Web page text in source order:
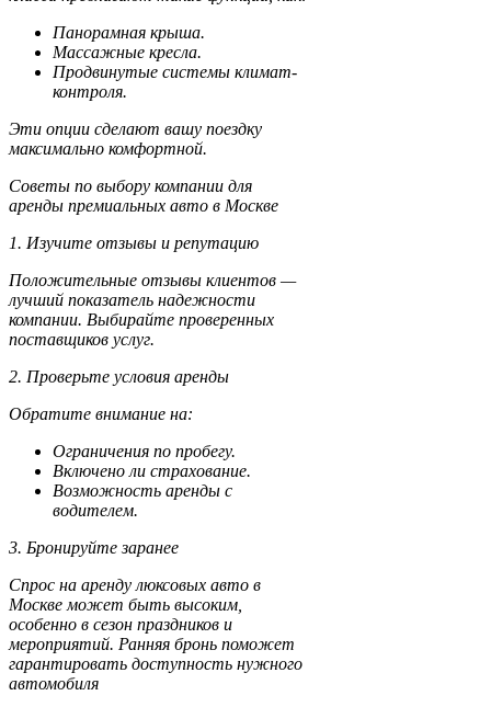
Панорамная крыша.
Массажные кресла.
Продвинутые системы климат-
контроля.
Эти опции сделают вашу поездку
максимально комфортной.
Советы по выбору компании для
аренды премиальных авто в Москве
1. Изучите отзывы и репутацию
Положительные отзывы клиентов —
лучший показатель надежности
компании. Выбирайте проверенных
поставщиков услуг.
2. Проверьте условия аренды
Обратите внимание на:
Ограничения по пробегу.
Включено ли страхование.
Возможность аренды с
водителем.
3. Бронируйте заранее
Спрос на аренду люксовых авто в
Москве может быть высоким,
особенно в сезон праздников и
мероприятий. Ранняя бронь поможет
гарантировать доступность нужного
автомобиля